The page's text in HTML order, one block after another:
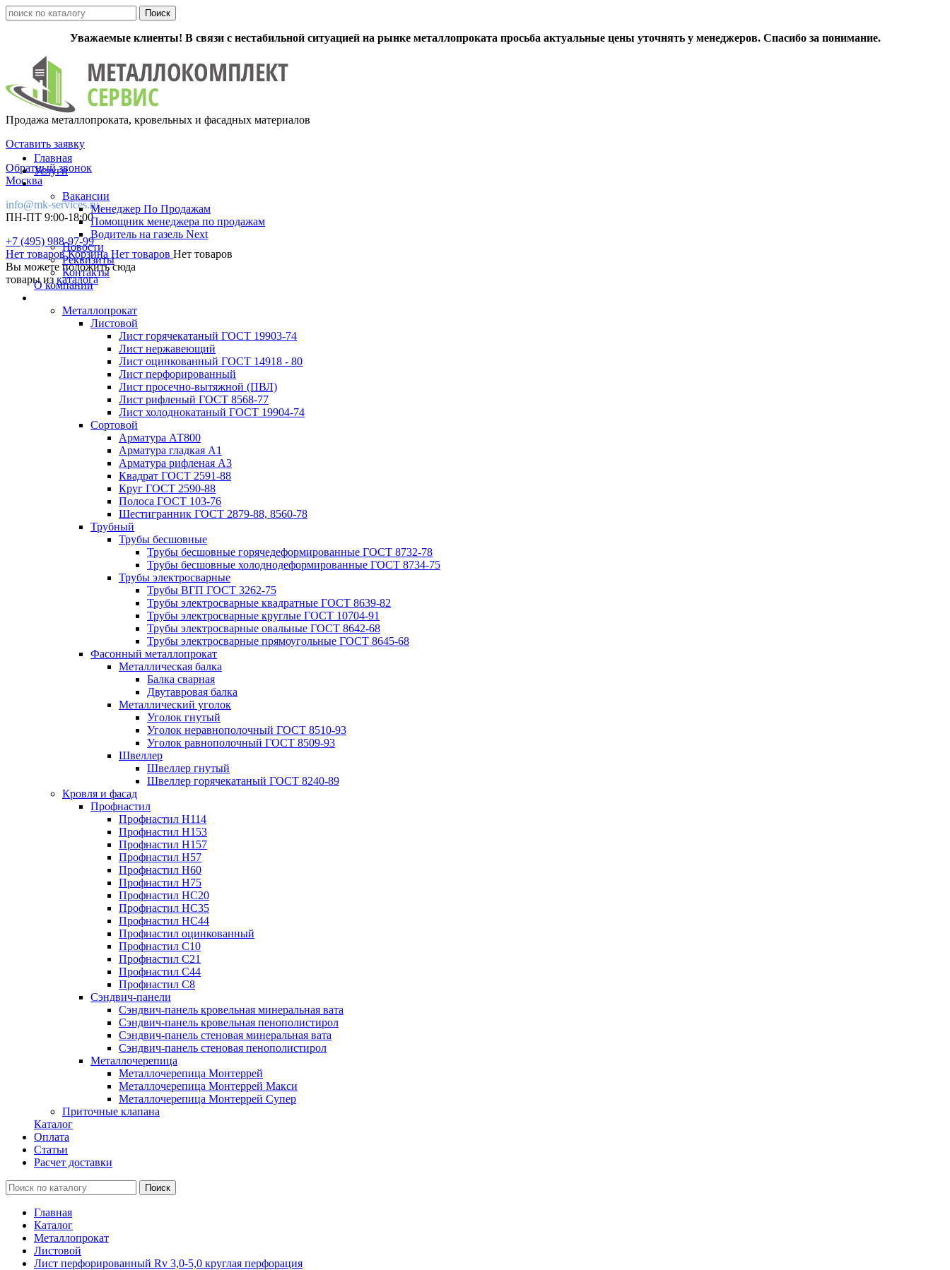
Уважаемые клиенты! В связи с нестабильной ситуацией на рынке металлопроката просьба актуальные цены уточнять у менеджеров. Спасибо за понимание.
Продажа металлопроката, кровельных и фасадных материалов
Оставить заявку
Обратный звонок
Москва
info@mk-services.ru
ПН-ПТ 9:00-18:00
+7 (495) 988-97-99
Нет товаровКорзина Нет товаров Нет товаров
Вы можете положить сюда
товары из каталога
Главная
Услуги
Вакансии
Менеджер По Продажам
Помощник менеджера по продажам
Водитель на газель Next
Новости
Реквизиты
Контакты
О компании
Металлопрокат
Листовой
Лист горячекатаный ГОСТ 19903-74
Лист нержавеющий
Лист оцинкованный ГОСТ 14918 - 80
Лист перфорированный
Лист просечно-вытяжной (ПВЛ)
Лист рифленый ГОСТ 8568-77
Лист холоднокатаный ГОСТ 19904-74
Сортовой
Арматура АТ800
Арматура гладкая А1
Арматура рифленая А3
Квадрат ГОСТ 2591-88
Круг ГОСТ 2590-88
Полоса ГОСТ 103-76
Шестигранник ГОСТ 2879-88, 8560-78
Трубный
Трубы бесшовные
Трубы бесшовные горячедеформированные ГОСТ 8732-78
Трубы бесшовные холоднодеформированные ГОСТ 8734-75
Трубы электросварные
Трубы ВГП ГОСТ 3262-75
Трубы электросварные квадратные ГОСТ 8639-82
Трубы электросварные круглые ГОСТ 10704-91
Трубы электросварные овальные ГОСТ 8642-68
Трубы электросварные прямоугольные ГОСТ 8645-68
Фасонный металлопрокат
Металлическая балка
Балка сварная
Двутавровая балка
Металлический уголок
Уголок гнутый
Уголок неравнополочный ГОСТ 8510-93
Уголок равнополочный ГОСТ 8509-93
Швеллер
Швеллер гнутый
Швеллер горячекатаный ГОСТ 8240-89
Кровля и фасад
Профнастил
Профнастил Н114
Профнастил Н153
Профнастил Н157
Профнастил Н57
Профнастил Н60
Профнастил Н75
Профнастил НС20
Профнастил НС35
Профнастил НС44
Профнастил оцинкованный
Профнастил С10
Профнастил С21
Профнастил С44
Профнастил С8
Сэндвич-панели
Сэндвич-панель кровельная минеральная вата
Сэндвич-панель кровельная пенополистирол
Сэндвич-панель стеновая минеральная вата
Сэндвич-панель стеновая пенополистирол
Металлочерепица
Металлочерепица Монтеррей
Металлочерепица Монтеррей Макси
Металлочерепица Монтеррей Супер
Приточные клапана
Каталог
Оплата
Статьи
Расчет доставки
Главная
Каталог
Металлопрокат
Листовой
Лист перфорированный Rv 3,0-5,0 круглая перфорация